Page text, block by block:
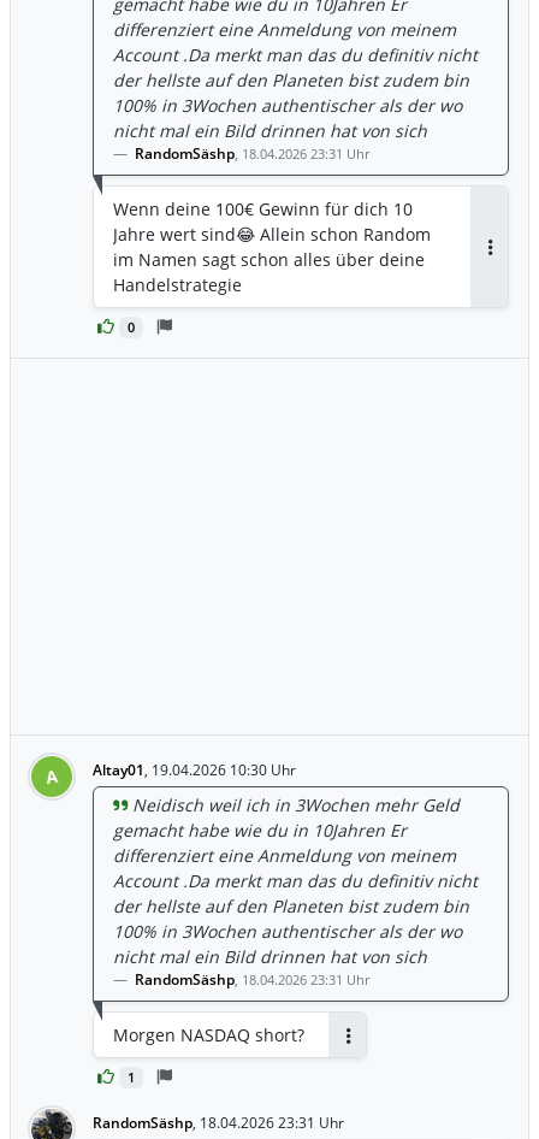
0
differenziert eine Anmeldung von meinem
Account .Da merkt man das du definitiv nicht
der hellste auf den Planeten bist zudem bin
100% in 3Wochen authentischer als der wo
nicht mal ein Bild drinnen hat von sich
RandomSäshp, 18.04.2026 23:31 Uhr
Wenn deine 100€ Gewinn für dich 10
Jahre wert sind😂 Allein schon Random
im Namen sagt schon alles über deine
Handelstrategie
A Altay01, 19.04.2026 10:30 Uhr
1
Neidisch weil ich in 3Wochen mehr Geld
gemacht habe wie du in 10Jahren Er
differenziert eine Anmeldung von meinem
Account .Da merkt man das du definitiv nicht
der hellste auf den Planeten bist zudem bin
100% in 3Wochen authentischer als der wo
nicht mal ein Bild drinnen hat von sich
RandomSäshp, 18.04.2026 23:31 Uhr
Morgen NASDAQ short?
RandomSäshp, 18.04.2026 23:31 Uhr